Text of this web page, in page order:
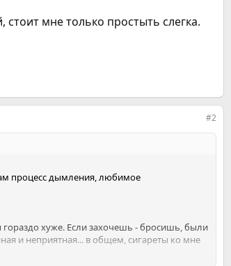
мне только простыть слегка.
#2
процесс дымления, любимое
гораздо хуже. Если захочешь - бросишь, были
и неприятная... в общем, сигареты ко мне